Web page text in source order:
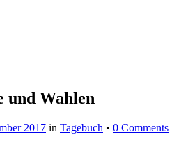
und Wahlen
2017 in Tagebuch • 0 Comments